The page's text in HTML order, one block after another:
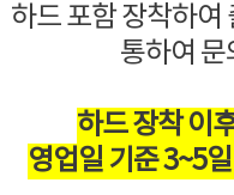
하드 포함 장착하여
통하여
하드 장착 이
영업일 기준 3~5